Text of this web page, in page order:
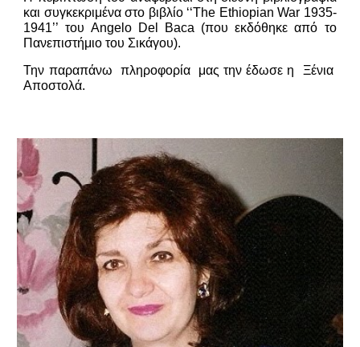
και συγκεκριμένα στο βιβλίο ‘‘The Ethiopian War 1935-
1941’’ του Angelo Del Baca (που εκδόθηκε από το
Πανεπιστήμιο του Σικάγου).
Την παραπάνω πληροφορία μας την έδωσε η Ξένια
Αποστολά.